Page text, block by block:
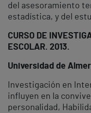
del asesoramiento
estadística, y del
CURSO DE
ESCOLAR. 2013.
Universidad de
Investigación en
influyen en la
personalidad,